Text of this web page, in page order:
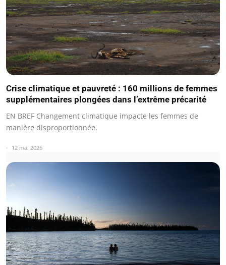
Crise climatique et pauvreté : 160 millions de femmes
supplémentaires plongées dans l’extrême précarité
EN BREF Changement climatique impacte les femmes de
manière disproportionnée.
12 mai 2026